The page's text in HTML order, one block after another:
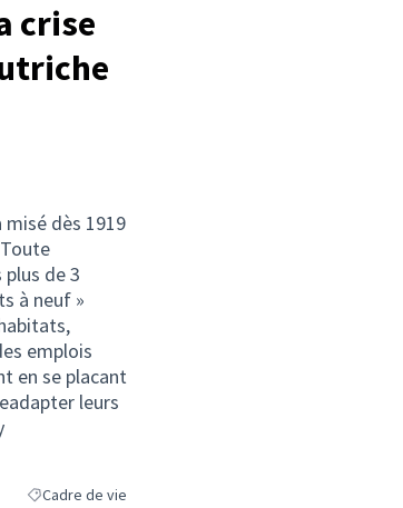
crise
dès 1919
de 3
à neuf »
emplois
en se placant
leurs
Filtrer les résultats de la catégorie : Cadre de vie
Cadre de vie